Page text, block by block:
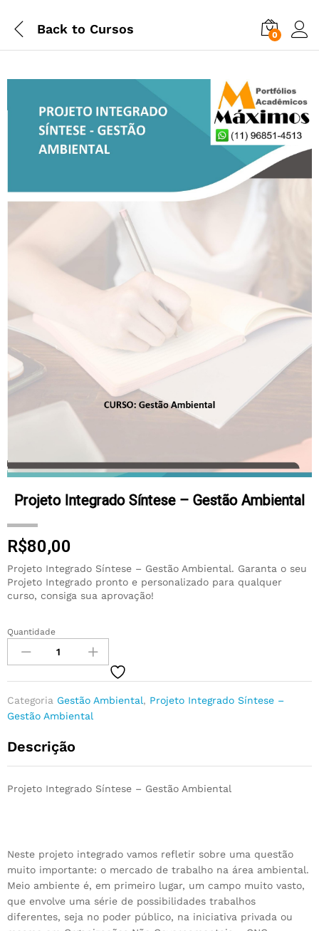
Back to Cursos 0
Projeto Integrado Síntese – Gestão Ambiental
R$80,00
Projeto Integrado Síntese – Gestão Ambiental. Garanta o seu
Projeto Integrado pronto e personalizado para qualquer
curso, consiga sua aprovação!
Quantidade
Categoria Gestão Ambiental, Projeto Integrado Síntese –
Gestão Ambiental
Descrição
Projeto Integrado Síntese – Gestão Ambiental
Neste projeto integrado vamos refletir sobre uma questão
muito importante: o mercado de trabalho na área ambiental.
Meio ambiente é, em primeiro lugar, um campo muito vasto,
que envolve uma série de possibilidades trabalhos
diferentes, seja no poder público, na iniciativa privada ou